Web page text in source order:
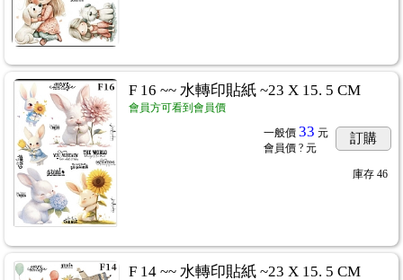
F 16 ~~ 水轉印貼紙 ~23 X 15. 5 CM
會員方可看到會員價
一般價 33 元
會員價 ? 元
訂購
庫存 46
F 14 ~~ 水轉印貼紙 ~23 X 15. 5 CM